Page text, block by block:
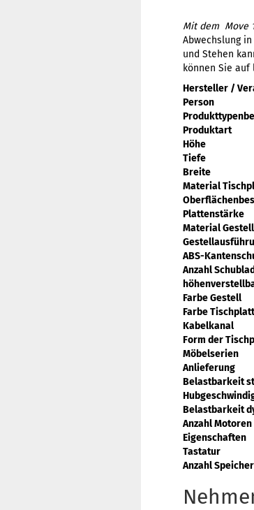
Mit dem Move
Abwechslung
und Stehen
können Sie
Hersteller /
Person
Produktart
Höhe
Tiefe
Breite
Material
Plattenstärke
Material Gestell
ABS-
Anzahl
Farbe Gestell
Farbe
Kabelkanal
Form der
Möbelserien
Anlieferung
Belastbarkeit
Belastbarkeit
Anzahl Motoren
Eigenschaften
Tastatur
Anzahl